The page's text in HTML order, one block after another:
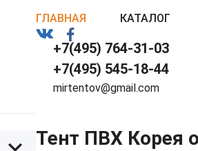
ГЛАВНАЯ КАТАЛОГ
+7(495) 764-31-03
+7(495) 545-18-44
mirtentov@gmail.com
Тент ПВХ Корея